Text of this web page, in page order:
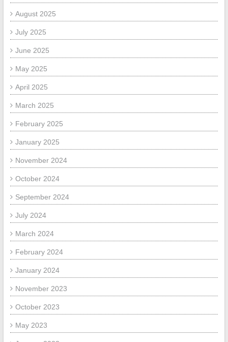
August 2025
July 2025
June 2025
May 2025
April 2025
March 2025
February 2025
January 2025
November 2024
October 2024
September 2024
July 2024
March 2024
February 2024
January 2024
November 2023
October 2023
May 2023